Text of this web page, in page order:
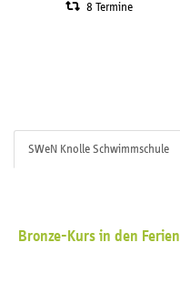
8 Termine
SWeN Knolle Schwimmschule
Bronze-Kurs in den Ferien